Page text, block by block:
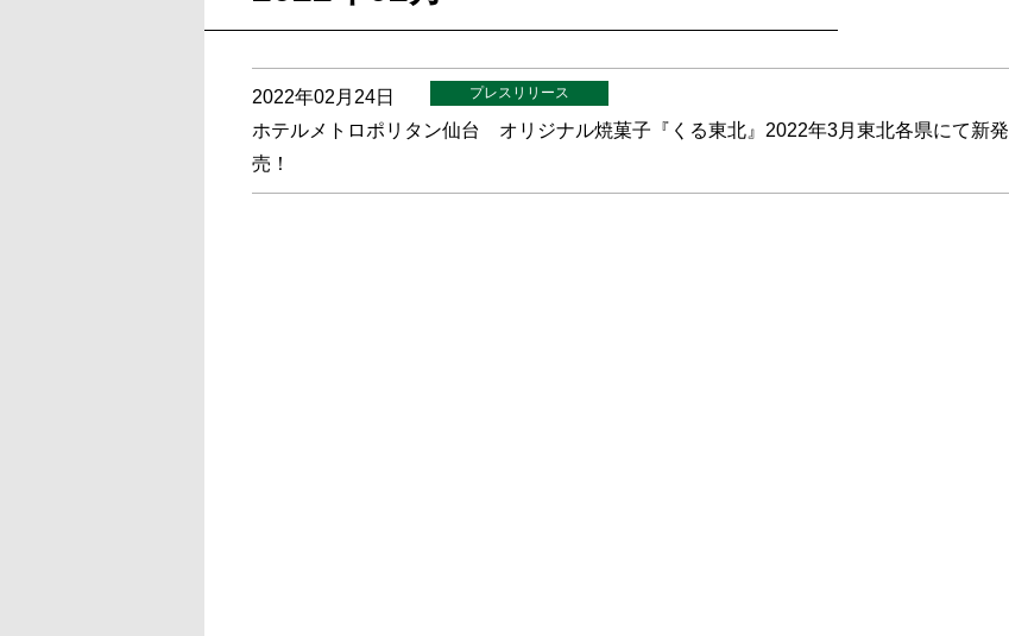
2022年02月24日 プレスリリース
ホテルメトロポリタン仙台 オリジナル焼菓子『くる東北』2022年3月東北各県にて新発
売！